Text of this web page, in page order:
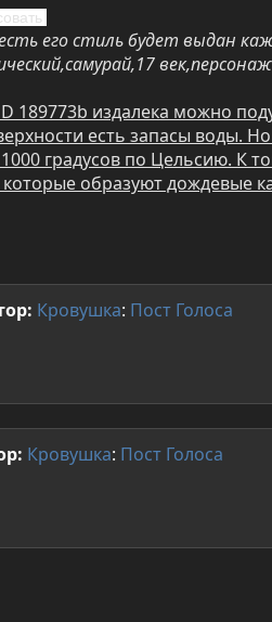
его стиль будет выдан
189773b издалека можно
есть запасы воды.
градусов по Цельсию. К
образуют дождевые
Кровушка: Пост Голоса
Кровушка: Пост Голоса